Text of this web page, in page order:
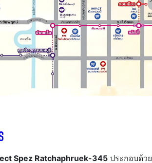
Spez Ratchaphruek-345 ประกอบด้วย